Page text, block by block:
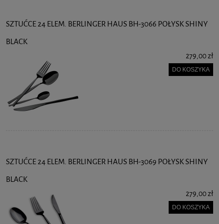
SZTUĆCE 24 ELEM. BERLINGER HAUS BH-3066 POŁYSK SHINY
BLACK
279,00 zł
DO KOSZYKA
SZTUĆCE 24 ELEM. BERLINGER HAUS BH-3069 POŁYSK SHINY
BLACK
279,00 zł
DO KOSZYKA